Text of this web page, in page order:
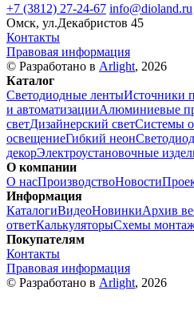
+7 (3812) 27-24-67 info@dioland.ru
Омск, ул.Декабристов 45
Контакты
Правовая информация
© Разработано в Arlight, 2026
Каталог
Светодиодные лентыИсточники
и автоматизацииАлюминиевые
светДизайнерский светСистемы
освещениеГибкий неон
декорЭлектроустановочные
О компании
О насПроизводствоНовости
Информация
КаталогиВидеоНовинкиАрхив
ответКалькуляторыСхемы
Покупателям
Контакты
Правовая информация
© Разработано в Arlight, 2026